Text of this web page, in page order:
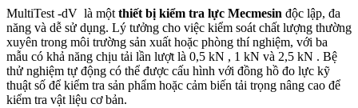
MultiTest -dV là một thiết bị kiểm tra lực Mecmesin độc lập, đa
năng và dễ sử dụng. Lý tưởng cho việc kiểm soát chất lượng thường
xuyên trong môi trường sản xuất hoặc phòng thí nghiệm, với ba
mẫu có khả năng chịu tải lần lượt là 0,5 kN , 1 kN và 2,5 kN . Bệ
thử nghiệm tự động có thể được cấu hình với đồng hồ đo lực kỹ
thuật số để kiểm tra sản phẩm hoặc cảm biến tải trọng nâng cao để
kiểm tra vật liệu cơ bản.